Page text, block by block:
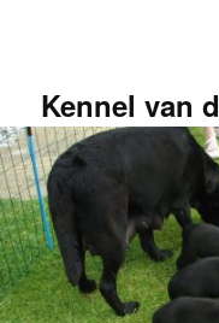
inhoudKennel van